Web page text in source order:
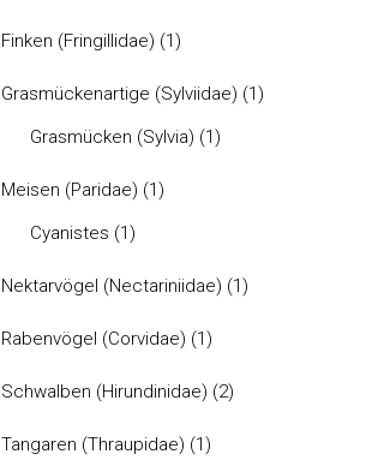
Finken (Fringillidae) (1)
Grasmückenartige (Sylviidae) (1)
Grasmücken (Sylvia) (1)
Meisen (Paridae) (1)
Cyanistes (1)
Nektarvögel (Nectariniidae) (1)
Rabenvögel (Corvidae) (1)
Schwalben (Hirundinidae) (2)
Tangaren (Thraupidae) (1)